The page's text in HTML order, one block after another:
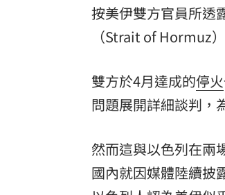
按美伊雙方官員所透
（Strait of Hormuz
雙方於4月達成的停火
問題展開詳細談判，
然而這與以色列在兩
國內就因媒體陸續披